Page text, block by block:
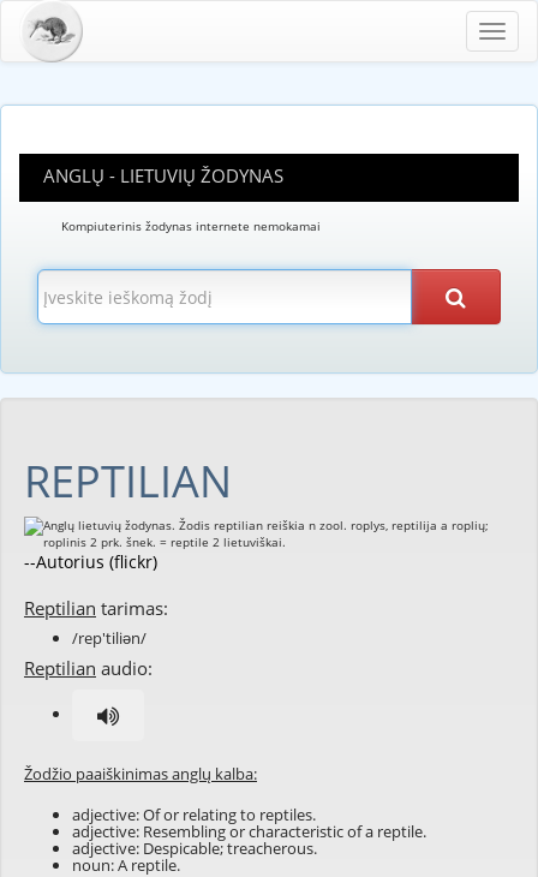
ANGLŲ - LIETUVIŲ ŽODYNAS
Kompiuterinis žodynas internete nemokamai
REPTILIAN
--Autorius (flickr)
Reptilian tarimas:
/rep'tiliən/
Reptilian audio:
Žodžio paaiškinimas anglų kalba:
adjective: Of or relating to reptiles.
adjective: Resembling or characteristic of a reptile.
adjective: Despicable; treacherous.
noun: A reptile.